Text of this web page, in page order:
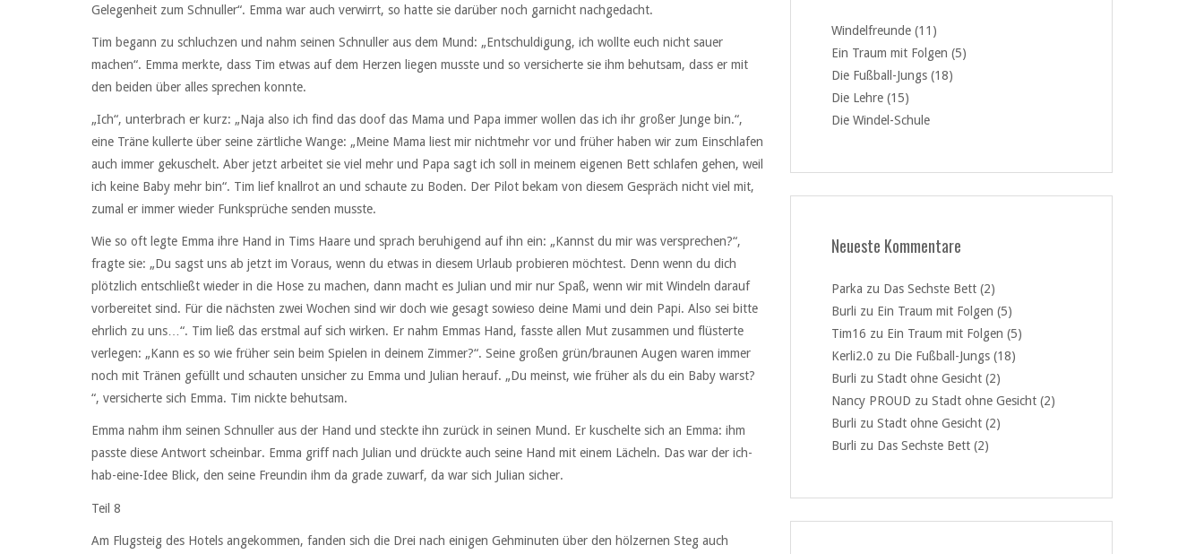
Gelegenheit zum Schnuller“. Emma war auch verwirrt, so hatte sie darüber noch garnicht nachgedacht.
Tim begann zu schluchzen und nahm seinen Schnuller aus dem Mund: „Entschuldigung, ich wollte euch nicht sauer
machen“. Emma merkte, dass Tim etwas auf dem Herzen liegen musste und so versicherte sie ihm behutsam, dass er mit
den beiden über alles sprechen konnte.
„Ich“, unterbrach er kurz: „Naja also ich find das doof das Mama und Papa immer wollen das ich ihr großer Junge bin.“,
eine Träne kullerte über seine zärtliche Wange: „Meine Mama liest mir nichtmehr vor und früher haben wir zum Einschlafen
auch immer gekuschelt. Aber jetzt arbeitet sie viel mehr und Papa sagt ich soll in meinem eigenen Bett schlafen gehen, weil
ich keine Baby mehr bin“. Tim lief knallrot an und schaute zu Boden. Der Pilot bekam von diesem Gespräch nicht viel mit,
zumal er immer wieder Funksprüche senden musste.
Wie so oft legte Emma ihre Hand in Tims Haare und sprach beruhigend auf ihn ein: „Kannst du mir was versprechen?“,
fragte sie: „Du sagst uns ab jetzt im Voraus, wenn du etwas in diesem Urlaub probieren möchtest. Denn wenn du dich
plötzlich entschließt wieder in die Hose zu machen, dann macht es Julian und mir nur Spaß, wenn wir mit Windeln darauf
vorbereitet sind. Für die nächsten zwei Wochen sind wir doch wie gesagt sowieso deine Mami und dein Papi. Also sei bitte
ehrlich zu uns…“. Tim ließ das erstmal auf sich wirken. Er nahm Emmas Hand, fasste allen Mut zusammen und flüsterte
verlegen: „Kann es so wie früher sein beim Spielen in deinem Zimmer?“. Seine großen grün/braunen Augen waren immer
noch mit Tränen gefüllt und schauten unsicher zu Emma und Julian herauf. „Du meinst, wie früher als du ein Baby warst?
“, versicherte sich Emma. Tim nickte behutsam.
Emma nahm ihm seinen Schnuller aus der Hand und steckte ihn zurück in seinen Mund. Er kuschelte sich an Emma: ihm
passte diese Antwort scheinbar. Emma griff nach Julian und drückte auch seine Hand mit einem Lächeln. Das war der ich-
hab-eine-Idee Blick, den seine Freundin ihm da grade zuwarf, da war sich Julian sicher.
Teil 8
Am Flugsteig des Hotels angekommen, fanden sich die Drei nach einigen Gehminuten über den hölzernen Steg auch
Windelfreunde (11)
Ein Traum mit Folgen (5)
Die Fußball-Jungs (18)
Die Lehre (15)
Die Windel-Schule
Neueste Kommentare
Parka zu Das Sechste Bett (2)
Burli zu Ein Traum mit Folgen (5)
Tim16 zu Ein Traum mit Folgen (5)
Kerli2.0 zu Die Fußball-Jungs (18)
Burli zu Stadt ohne Gesicht (2)
Nancy PROUD zu Stadt ohne Gesicht (2)
Burli zu Stadt ohne Gesicht (2)
Burli zu Das Sechste Bett (2)